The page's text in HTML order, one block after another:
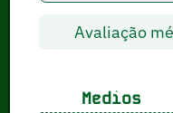
Avaliação
Medios